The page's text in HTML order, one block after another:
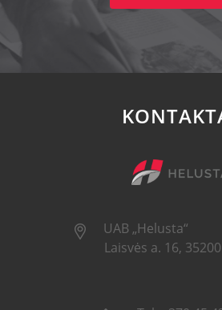
UAB „Helusta“
Laisvės a. 16,